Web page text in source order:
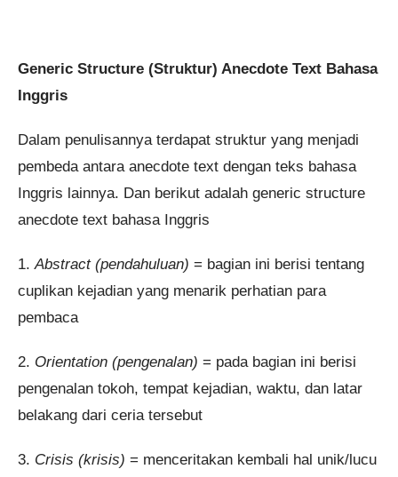
Generic Structure (Struktur) Anecdote Text Bahasa
Inggris
Dalam penulisannya terdapat struktur yang menjadi
pembeda antara anecdote text dengan teks bahasa
Inggris lainnya. Dan berikut adalah generic structure
anecdote text bahasa Inggris
1.Abstract (pendahuluan) = bagian ini berisi tentang
cuplikan kejadian yang menarik perhatian para
pembaca
2. Orientation (pengenalan) = pada bagian ini berisi
pengenalan tokoh, tempat kejadian, waktu, dan latar
belakang dari ceria tersebut
3. Crisis (krisis) = menceritakan kembali hal unik/lucu